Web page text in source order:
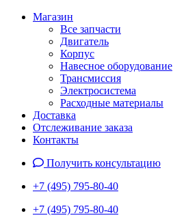
Магазин
Все запчасти
Двигатель
Корпус
Навесное оборудование
Трансмиссия
Электросистема
Расходные материалы
Доставка
Отслеживание заказа
Контакты
Получить консультацию
+7 (495) 795-80-40
+7 (495) 795-80-40